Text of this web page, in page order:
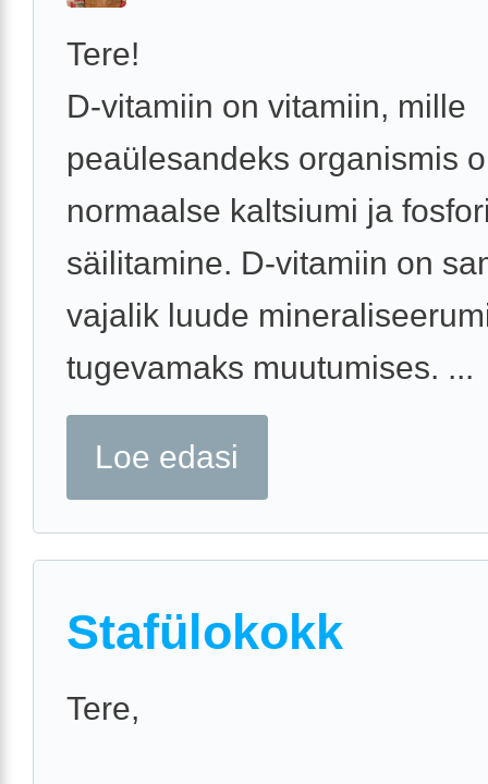
Tere!
D-vitamiin on vitamiin, mille
peaülesandeks organismis
normaalse kaltsiumi ja
säilitamine. D-vitamiin on
vajalik luude
tugevamaks muutumises. ...
Loe edasi
Stafülokokk
Tere,